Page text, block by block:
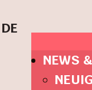
NEWS
DE